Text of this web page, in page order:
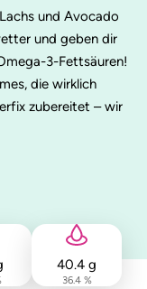
und Avocado
und geben dir
3-Fettsäuren!
die wirklich
zubereitet – wir
40.4 g
36.4 %